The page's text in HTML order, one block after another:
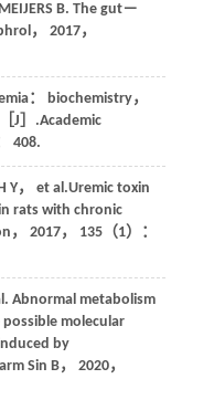
MEIJERS B. The gut－
， 2017，
： biochemistry，
J］.Academic
408.
Y， et al.Uremic toxin
rats with chronic
， 2017， 135（1）：
Abnormal metabolism
molecular
by
Sin B， 2020，